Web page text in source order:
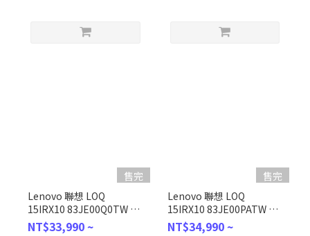
售完
Lenovo 聯想 LOQ
15IRX10 83JE00Q0TW 灰
(i5-
NT$33,990 ~
售完
Lenovo 聯想 LOQ
15IRX10 83JE00PATW 灰
(i5-
NT$34,990 ~